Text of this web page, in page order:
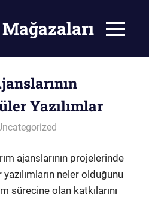
MENU
Yazılımlar
ajanslarının projelerinde
neler olduğunu
sürecine olan katkılarını